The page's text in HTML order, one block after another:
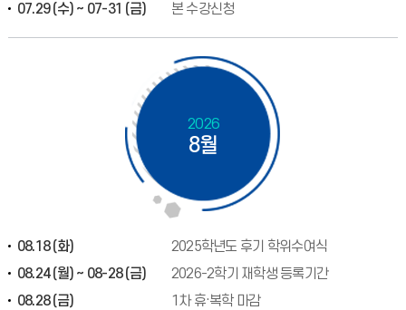
07.29 (수) ~ 07-31 (금)
본 수강신청
2026
8월
08.18 (화)
2025학년도 후기 학위수여식
08.24 (월) ~ 08-28 (금)
2026-2학기 재학생 등록기간
08.28 (금)
1차 휴·복학 마감